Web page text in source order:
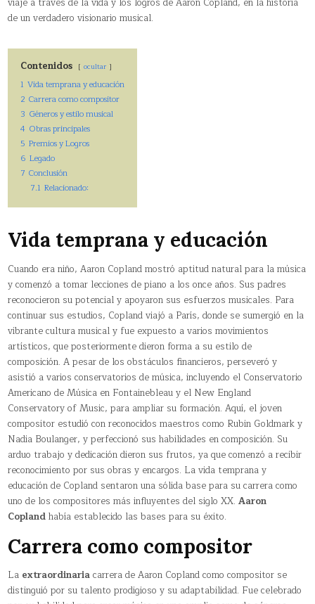
de un verdadero visionario musical.
Contenidos ocultar
1 Vida temprana y educación
2 Carrera como compositor
3 Géneros y estilo musical
4 Obras principales
5 Premios y Logros
6 Legado
7 Conclusión
7.1 Relacionado:
Vida temprana y educación
Cuando era niño, Aaron Copland mostró aptitud natural para la música
y comenzó a tomar lecciones de piano a los once años. Sus padres
reconocieron su potencial y apoyaron sus esfuerzos musicales. Para
continuar sus estudios, Copland viajó a París, donde se sumergió en la
vibrante cultura musical y fue expuesto a varios movimientos
artísticos, que posteriormente dieron forma a su estilo de
composición. A pesar de los obstáculos financieros, perseveró y
asistió a varios conservatorios de música, incluyendo el Conservatorio
Americano de Música en Fontainebleau y el New England
Conservatory of Music, para ampliar su formación. Aquí, el joven
compositor estudió con reconocidos maestros como Rubin Goldmark y
Nadia Boulanger, y perfeccionó sus habilidades en composición. Su
arduo trabajo y dedicación dieron sus frutos, ya que comenzó a recibir
reconocimiento por sus obras y encargos. La vida temprana y
educación de Copland sentaron una sólida base para su carrera como
uno de los compositores más influyentes del siglo XX.Aaron
Coplandhabía establecido las bases para su éxito.
Carrera como compositor
La extraordinariacarrera de Aaron Copland como compositor se
distinguió por su talento prodigioso y su adaptabilidad. Fue celebrado